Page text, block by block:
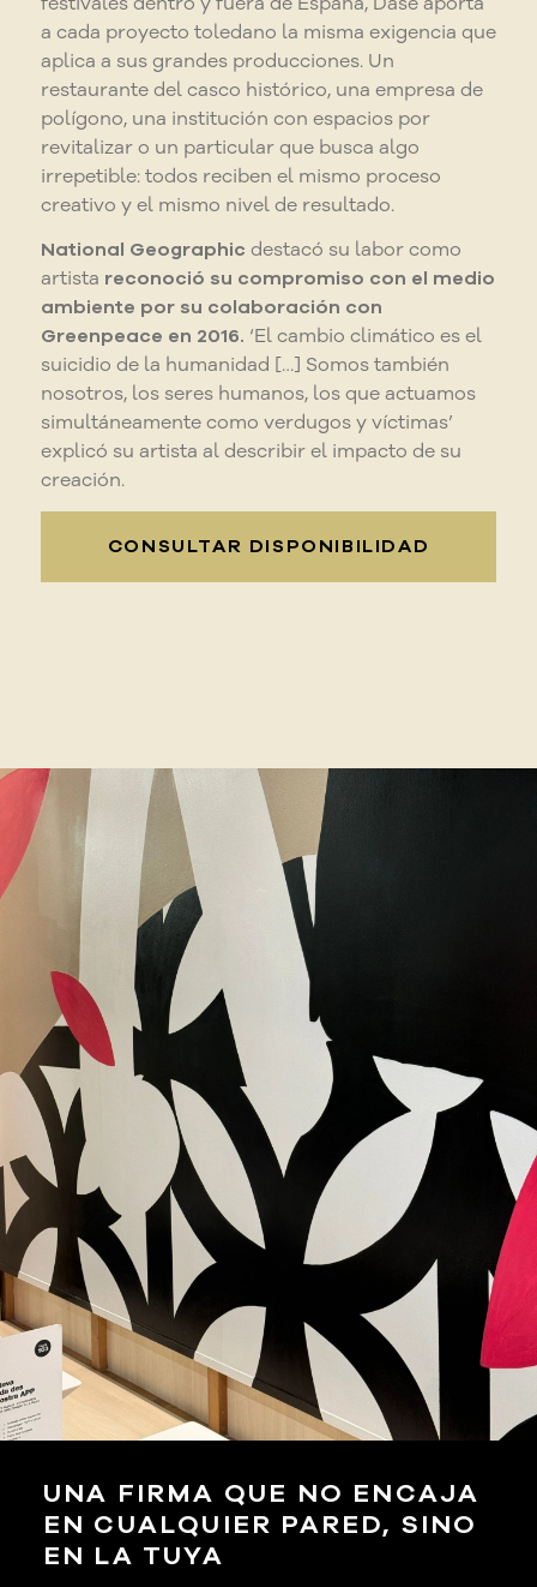
a cada proyecto toledano la misma exigencia que
aplica a sus grandes producciones. Un
restaurante del casco histórico, una empresa de
polígono, una institución con espacios por
revitalizar o un particular que busca algo
irrepetible: todos reciben el mismo proceso
creativo y el mismo nivel de resultado.
National Geographic destacó su labor como
artista reconoció su compromiso con el medio
ambiente por su colaboración con
Greenpeace en 2016. ‘El cambio climático es el
suicidio de la humanidad […] Somos también
nosotros, los seres humanos, los que actuamos
simultáneamente como verdugos y víctimas’
explicó su artista al describir el impacto de su
creación.
CONSULTAR DISPONIBILIDAD
UNA FIRMA QUE NO ENCAJA
EN CUALQUIER PARED, SINO
EN LA TUYA